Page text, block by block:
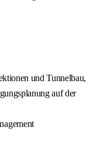
und Tunnelbau,
auf der